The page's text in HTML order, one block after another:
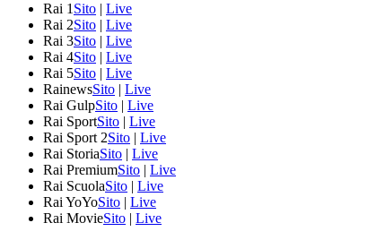
Rai 1 Sito | Live
Rai 2Sito | Live
Rai 3Sito | Live
Rai 4Sito | Live
Rai 5Sito | Live
RainewsSito | Live
Rai GulpSito | Live
Rai SportSito | Live
Rai Sport 2Sito | Live
Rai StoriaSito | Live
Rai PremiumSito | Live
Rai ScuolaSito | Live
Rai YoYoSito | Live
Rai MovieSito | Live